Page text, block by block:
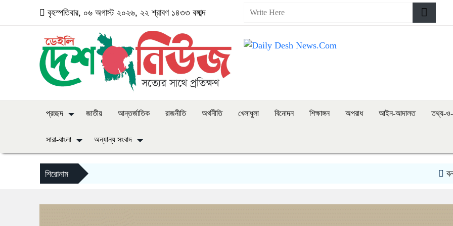
বৃহস্পতিবার, ০৬ অগাস্ট ২০২৬, ২২ শ্রাবণ ১৪৩৩ বঙ্গাব্দ
প্রচ্ছদ জাতীয় আন্তর্জাতিক রাজনীতি অর্থনীতি খেলাধুলা বিনোদন শিক্ষাঙ্গন অপরাধ আইন-আদালত তথ্য-ও-
সারা-বাংলা অন্যান্য সংবাদ
শিরোনাম বন্যায়